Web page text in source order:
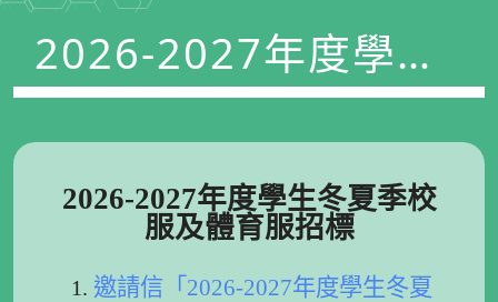
2026-2027年度學生
冬夏體育校服招標
2026-2027年度學生冬夏季校
服及體育服招標
邀請信「2026-2027年度學生冬夏